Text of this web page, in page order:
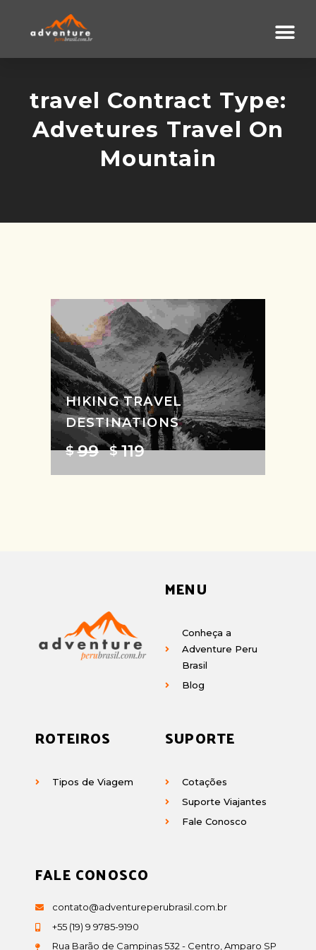
travel Contract Type:
Advetures Travel On
Mountain
HIKING TRAVEL
DESTINATIONS
$ 99 $ 119
MENU
Conheça a
Adventure Peru
Brasil
Blog
ROTEIROS
Tipos de Viagem
SUPORTE
Cotações
Suporte Viajantes
Fale Conosco
FALE CONOSCO
contato@adventureperubrasil.com.br
+55 (19) 9 9785-9190
Rua Barão de Campinas 532 - Centro, Amparo SP